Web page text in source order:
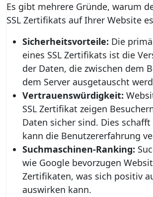
Es gibt mehrere Gründe, warum
SSL Zertifikats auf Ihrer Website
Sicherheitsvorteile: Die
eines SSL Zertifikats ist die
der Daten, die zwischen dem
dem Server ausgetauscht
Vertrauenswürdigkeit:
SSL Zertifikat zeigen
Daten sicher sind. Dies
kann die Benutzererfahrung
Suchmaschinen-Ranking:
wie Google bevorzugen
Zertifikaten, was sich positiv
auswirken kann.